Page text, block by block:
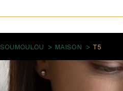
Louer
SOUMOULOU MAISON T5